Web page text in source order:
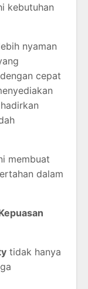
kebutuhan
nyaman
cepat
membuat
dalam
tidak hanya